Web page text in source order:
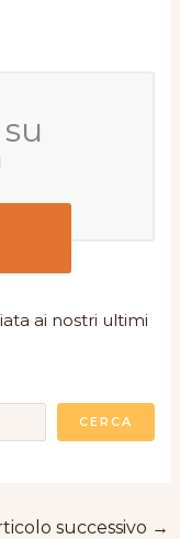
ai nostri ultimi
CERCA
successivo →